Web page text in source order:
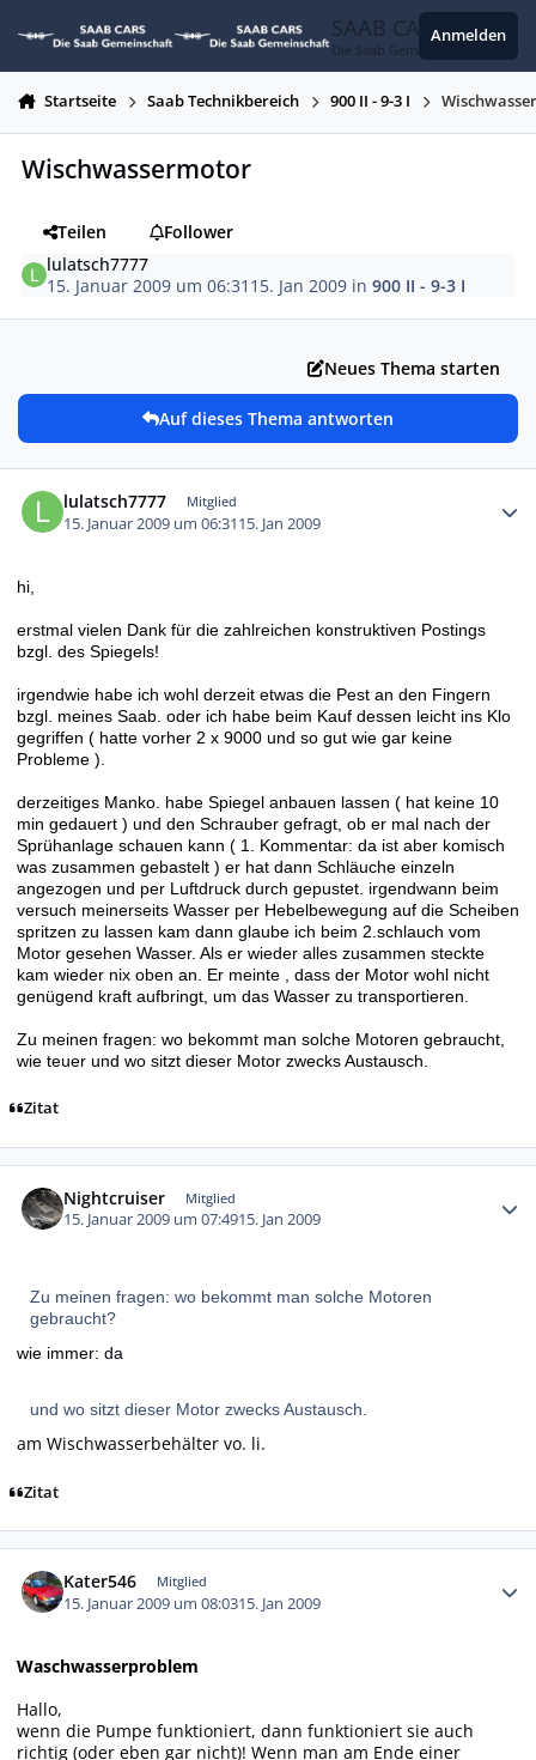
SAAB CARS
Die Saab Gemeinschaft
Anmelden
Startseite Saab Technikbereich 900 II - 9-3 I
Wischwassermotor
Teilen
Follower
lulatsch7777
15. Januar 2009 um 06:31 15. Jan 2009 in900 II - 9-3 I
Neues Thema starten
Auf dieses Thema antworten
lulatsch7777 Mitglied
15. Januar 2009 um 06:3115. Jan 2009
hi,
erstmal vielen Dank für die zahlreichen konstruktiven Postings
bzgl. des Spiegels!
irgendwie habe ich wohl derzeit etwas die Pest an den Fingern
bzgl. meines Saab. oder ich habe beim Kauf dessen leicht ins Klo
gegriffen ( hatte vorher 2 x 9000 und so gut wie gar keine
Probleme ).
derzeitiges Manko. habe Spiegel anbauen lassen ( hat keine 10
min gedauert ) und den Schrauber gefragt, ob er mal nach der
Sprühanlage schauen kann ( 1. Kommentar: da ist aber komisch
was zusammen gebastelt ) er hat dann Schläuche einzeln
angezogen und per Luftdruck durch gepustet. irgendwann beim
versuch meinerseits Wasser per Hebelbewegung auf die Scheiben
spritzen zu lassen kam dann glaube ich beim 2.schlauch vom
Motor gesehen Wasser. Als er wieder alles zusammen steckte
kam wieder nix oben an. Er meinte , dass der Motor wohl nicht
genügend kraft aufbringt, um das Wasser zu transportieren.
Zu meinen fragen: wo bekommt man solche Motoren gebraucht,
wie teuer und wo sitzt dieser Motor zwecks Austausch.
Zitat
Nightcruiser Mitglied
15. Januar 2009 um 07:4915. Jan 2009
Zu meinen fragen: wo bekommt man solche Motoren
gebraucht?
wie immer: da
und wo sitzt dieser Motor zwecks Austausch.
am Wischwasserbehälter vo. li.
Zitat
Kater546 Mitglied
15. Januar 2009 um 08:0315. Jan 2009
Waschwasserproblem
Hallo,
wenn die Pumpe funktioniert, dann funktioniert sie auch
richtig (oder eben gar nicht)! Wenn man am Ende einer